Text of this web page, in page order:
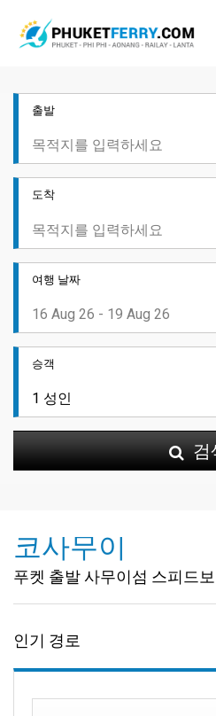
출발
도착
여행 날짜
승객
검
코사무이
푸켓 출발 사무이섬 스피드
인기 경로